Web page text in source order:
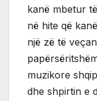
kanë mbetur
në hite që
një zë të
muzikore
dhe shpirtin e